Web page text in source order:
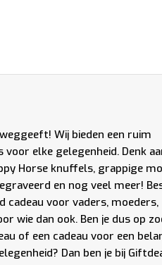
Wij bieden een ruim
elke gelegenheid. Denk
Horse knuffels, grappige
en nog veel meer!
cadeau voor vaders, moeders,
wie dan ook. Ben je dus op
of een cadeau voor een
Dan ben je bij